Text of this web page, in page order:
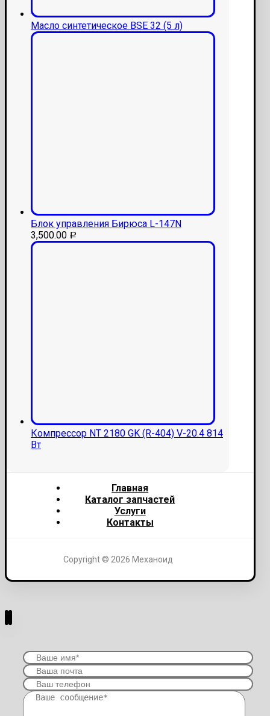
Масло синтетическое BSE 32 (5 л)
Блок управления Бирюса L-147N
3,500.00 Р
Компрессор NT 2180 GK (R-404) V-20.4 814
Вт
Главная
Каталог запчастей
Услуги
Контакты
Copyright © 2026 Механоид